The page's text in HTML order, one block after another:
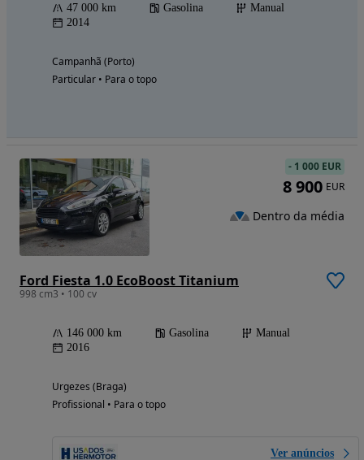
47 000 km Gasolina
Manual
2014
Campanhã (Porto)
Particular • Para o topo
Ford Fiesta 1.0 EcoBoost Titanium
998 cm3 • 100 cv
146 000 km Gasolina
Manual
2016
Urgezes (Braga)
Profissional • Para o topo
Ver anúncios
- 1 000 EUR
8 900 EUR
Dentro da média